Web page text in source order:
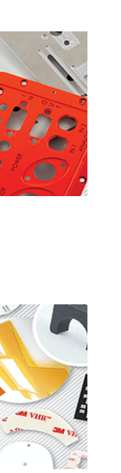
tags
ou matière
presse